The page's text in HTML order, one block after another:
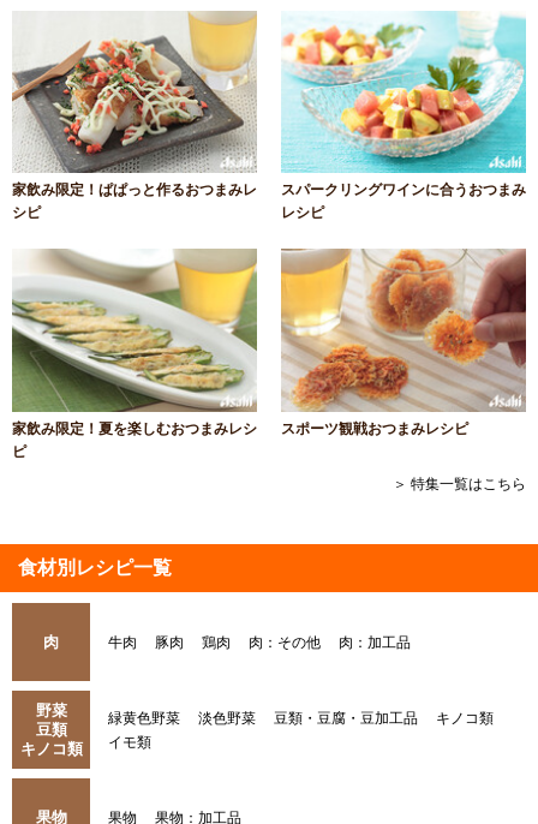
家飲み限定！ぱぱっと作るおつまみレ
シピ
スパークリングワインに合うおつまみ
レシピ
家飲み限定！夏を楽しむおつまみレシ
ピ
スポーツ観戦おつまみレシピ
＞ 特集一覧はこちら
食材別レシピ一覧
肉 牛肉 豚肉 鶏肉 肉：その他 肉：加工品
野菜
豆類
キノコ類
緑黄色野菜 淡色野菜 豆類・豆腐・豆加工品
キノコ類
イモ類
果物 果物 果物：加工品